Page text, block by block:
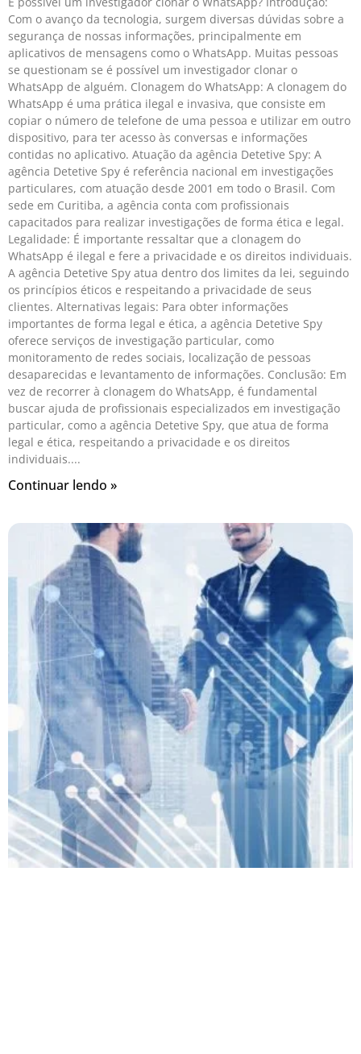
Com o avanço da tecnologia, surgem diversas dúvidas sobre a
segurança de nossas informações, principalmente em
aplicativos de mensagens como o WhatsApp. Muitas pessoas
se questionam se é possível um investigador clonar o
WhatsApp de alguém. Clonagem do WhatsApp: A clonagem do
WhatsApp é uma prática ilegal e invasiva, que consiste em
copiar o número de telefone de uma pessoa e utilizar em outro
dispositivo, para ter acesso às conversas e informações
contidas no aplicativo. Atuação da agência Detetive Spy: A
agência Detetive Spy é referência nacional em investigações
particulares, com atuação desde 2001 em todo o Brasil. Com
sede em Curitiba, a agência conta com profissionais
capacitados para realizar investigações de forma ética e legal.
Legalidade: É importante ressaltar que a clonagem do
WhatsApp é ilegal e fere a privacidade e os direitos individuais.
A agência Detetive Spy atua dentro dos limites da lei, seguindo
os princípios éticos e respeitando a privacidade de seus
clientes. Alternativas legais: Para obter informações
importantes de forma legal e ética, a agência Detetive Spy
oferece serviços de investigação particular, como
monitoramento de redes sociais, localização de pessoas
desaparecidas e levantamento de informações. Conclusão: Em
vez de recorrer à clonagem do WhatsApp, é fundamental
buscar ajuda de profissionais especializados em investigação
particular, como a agência Detetive Spy, que atua de forma
legal e ética, respeitando a privacidade e os direitos
individuais.
Continuar lendo »